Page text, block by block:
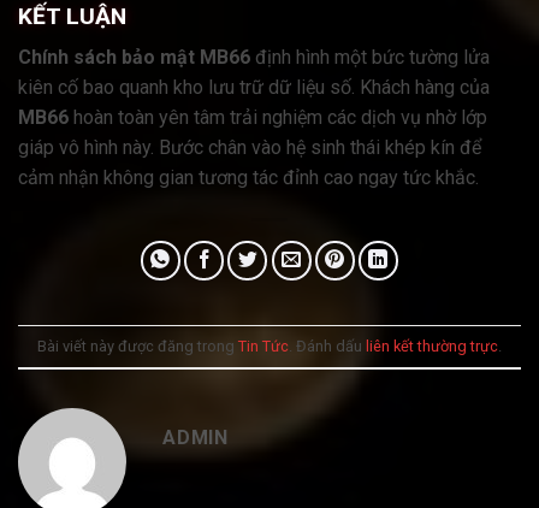
KẾT LUẬN
Chính sách bảo mật MB66 định hình một bức tường lửa
kiên cố bao quanh kho lưu trữ dữ liệu số. Khách hàng của
MB66 hoàn toàn yên tâm trải nghiệm các dịch vụ nhờ lớp
giáp vô hình này. Bước chân vào hệ sinh thái khép kín để
cảm nhận không gian tương tác đỉnh cao ngay tức khắc.
Bài viết này được đăng trong Tin Tức . Đánh dấu liên kết thường trực
ADMIN